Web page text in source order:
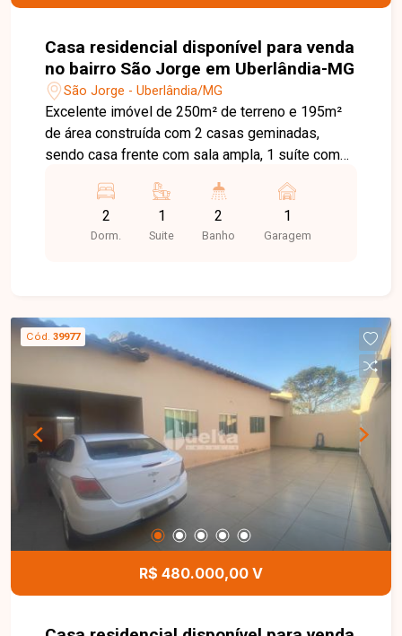
Casa residencial disponível para venda
no bairro São Jorge em Uberlândia-MG
São Jorge - Uberlândia/MG
Excelente imóvel de 250m² de terreno e 195m²
de área construída com 2 casas geminadas,
sendo casa frente com sala ampla, 1 suíte com
com churrasqueira com bancada, pia de pedra e
banheiro, acabamento em gesso e 2 vagas de
garagem, e casa fundos com sala ampla, 2
2
Dorm.
1
Suite
2
Banho
1
Garagem
Cód. 39977
R$ 480.000,00 V